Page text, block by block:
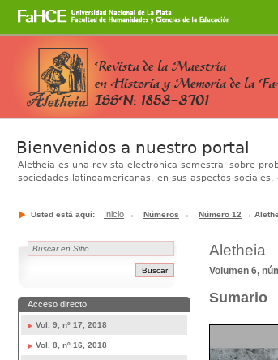
navegación
Bienvenidos a nuestro portal
Aletheia es una revista electrónica semestral sobre
sociedades latinoamericanas, en sus aspectos
Usted está aquí: Inicio → Números → Número 12 →
Acceso directo
Vol. 9, nº 17, 2018
Vol. 8, nº 16, 2018
Aletheia
Volumen 6,
Sumario